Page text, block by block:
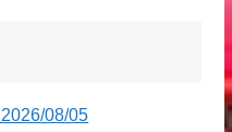
08/05